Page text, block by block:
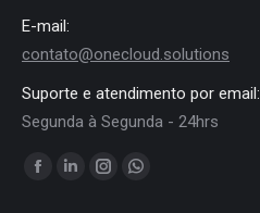
E-mail:
contato@onecloud.solutions
Suporte e atendimento por email:
Segunda à Segunda - 24hrs
Encontre-nos em:
Facebook
LinkedinInstagramWhatsapp